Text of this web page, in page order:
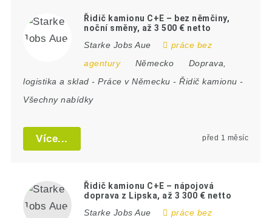
Řidič kamionu C+E – bez němčiny,
noční směny, až 3 500 € netto
Starke Jobs Aue
práce bez
agentury
Německo
Doprava,
logistika a sklad -Práce v Německu -Řidič kamionu -
Všechny nabídky
Více... před 1 měsíc
Řidič kamionu C+E – nápojová
doprava z Lipska, až 3 300 € netto
Starke Jobs Aue
práce bez